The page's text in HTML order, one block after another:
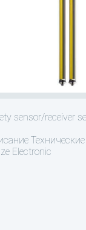
sensor/receiver
Electronic